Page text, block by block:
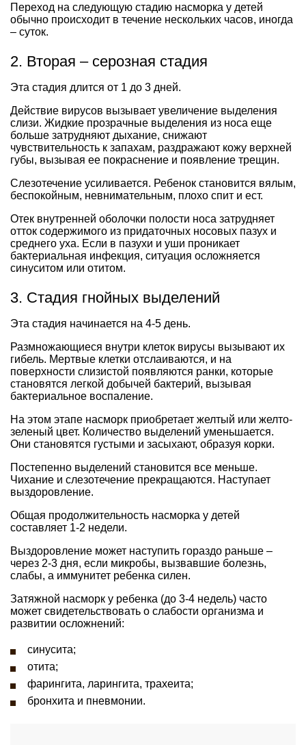
Переход на следующую стадию насморка у детей
обычно происходит в течение нескольких часов, иногда
– суток.
2. Вторая – серозная стадия
Эта стадия длится от 1 до 3 дней.
Действие вирусов вызывает увеличение выделения
слизи. Жидкие прозрачные выделения из носа еще
больше затрудняют дыхание, снижают
чувствительность к запахам, раздражают кожу верхней
губы, вызывая ее покраснение и появление трещин.
Слезотечение усиливается. Ребенок становится вялым,
беспокойным, невнимательным, плохо спит и ест.
Отек внутренней оболочки полости носа затрудняет
отток содержимого из придаточных носовых пазух и
среднего уха. Если в пазухи и уши проникает
бактериальная инфекция, ситуация осложняется
синуситом или отитом.
3. Стадия гнойных выделений
Эта стадия начинается на 4-5 день.
Размножающиеся внутри клеток вирусы вызывают их
гибель. Мертвые клетки отслаиваются, и на
поверхности слизистой появляются ранки, которые
становятся легкой добычей бактерий, вызывая
бактериальное воспаление.
На этом этапе насморк приобретает желтый или желто-
зеленый цвет. Количество выделений уменьшается.
Они становятся густыми и засыхают, образуя корки.
Постепенно выделений становится все меньше.
Чихание и слезотечение прекращаются. Наступает
выздоровление.
Общая продолжительность насморка у детей
составляет 1-2 недели.
Выздоровление может наступить гораздо раньше –
через 2-3 дня, если микробы, вызвавшие болезнь,
слабы, а иммунитет ребенка силен.
Затяжной насморк у ребенка (до 3-4 недель) часто
может свидетельствовать о слабости организма и
развитии осложнений:
синусита;
отита;
фарингита, ларингита, трахеита;
бронхита и пневмонии.